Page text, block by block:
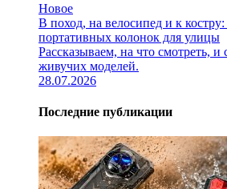
Новое
В поход, на велосипед и к
портативных колонок для улицы
Рассказываем, на что смотреть,
живучих моделей.
28.07.2026
Последние публикации